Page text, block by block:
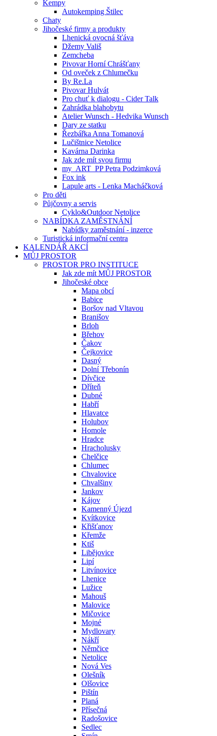
Kempy
Autokemping Štilec
Chaty
Jihočeské firmy a produkty
Lhenická ovocná šťáva
Džemy Vališ
Zemcheba
Pivovar Horní Chrášťany
Od oveček z Chlumečku
By Re.La
Pivovar Hulvát
Pro chuť k dialogu - Cider Talk
Zahrádka blahobytu
Atelier Wunsch - Hedvika Wunsch
Dary ze statku
Řezbářka Anna Tomanová
Lučištnice Netolice
Kavárna Darinka
Jak zde mít svou firmu
my_ART_PP Petra Podzimková
Fox ink
Lapule arts - Lenka Macháčková
Pro děti
Půjčovny a servis
Cyklo&Outdoor Netolice
NABÍDKA ZAMĚSTNÁNÍ
Nabídky zaměstnání - inzerce
Turistická informační centra
KALENDÁŘ AKCÍ
MŮJ PROSTOR
PROSTOR PRO INSTITUCE
Jak zde mít MŮJ PROSTOR
Jihočeské obce
Mapa obcí
Babice
Boršov nad Vltavou
Branišov
Brloh
Břehov
Čakov
Čejkovice
Dasný
Dolní Třebonín
Dívčice
Dříteň
Dubné
Habří
Hlavatce
Holubov
Homole
Hradce
Hracholusky
Chelčice
Chlumec
Chvalovice
Chvalšiny
Jankov
Kájov
Kamenný Újezd
Kvítkovice
Křišťanov
Křemže
Ktiš
Libějovice
Lipí
Litvínovice
Lhenice
Lužice
Mahouš
Malovice
Mičovice
Mojné
Mydlovary
Nákří
Němčice
Netolice
Nová Ves
Olešník
Olšovice
Pištín
Planá
Přísečná
Radošovice
Sedlec